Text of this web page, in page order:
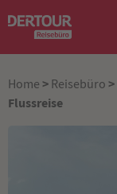
Home > Reisebüro >
Flussreise